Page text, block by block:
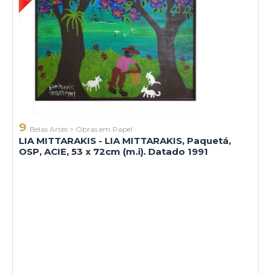
9 Belas Artes > Obras em Papel
LIA MITTARAKIS - LIA MITTARAKIS, Paquetá,
OSP, ACIE, 53 x 72cm (m.i). Datado 1991